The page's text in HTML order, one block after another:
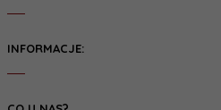
INFORMACJE: